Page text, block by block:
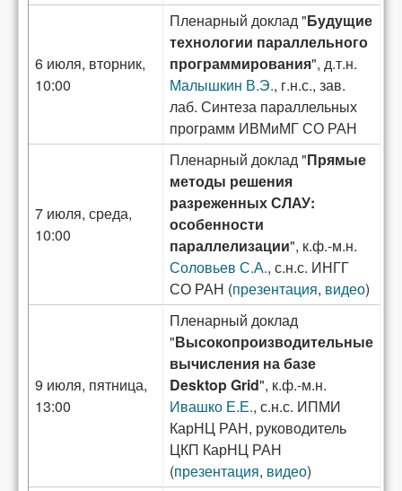
6 июля, вторник,
10:00
Пленарный доклад "Будущие
технологии параллельного
программирования", д.т.н.
Малышкин В.Э., г.н.с., зав.
лаб. Синтеза параллельных
программ ИВМиМГ СО РАН
7 июля, среда,
10:00
Пленарный доклад "Прямые
методы решения
разреженных СЛАУ:
особенности
параллелизации", к.ф.-м.н.
Соловьев С.А., с.н.с. ИНГГ
СО РАН (презентация, видео)
9 июля, пятница,
13:00
Пленарный доклад
"Высокопроизводительные
вычисления на базе
Desktop Grid", к.ф.-м.н.
Ивашко Е.Е., с.н.с. ИПМИ
КарНЦ РАН, руководитель
ЦКП КарНЦ РАН
(презентация, видео)